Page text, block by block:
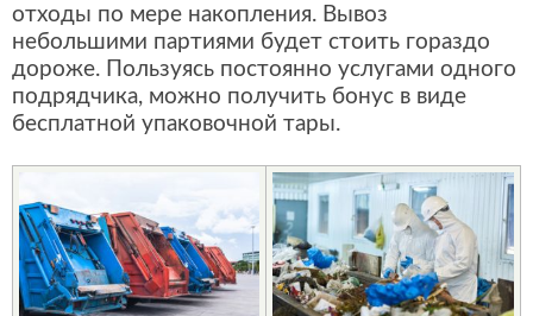
отходы по мере накопления. Вывоз
небольшими партиями будет стоить гораздо
дороже. Пользуясь постоянно услугами одного
подрядчика, можно получить бонус в виде
бесплатной упаковочной тары.